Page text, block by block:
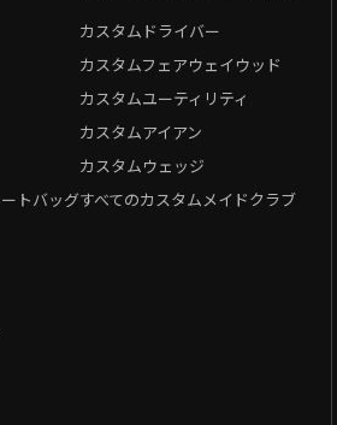
トバッグ
カスタムドライバー
カスタムフェアウェイウッド
カスタムユーティリティ
カスタムアイアン
カスタムウェッジ
すべてのカスタムメイドクラブ